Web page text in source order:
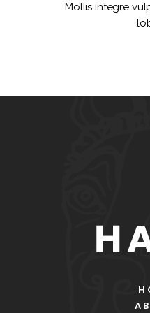
Mollis integre